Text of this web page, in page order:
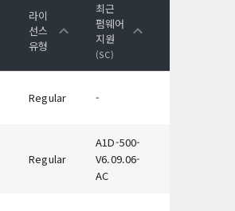
라이
선스
유형
최근
펌웨어
지원
(SC)
Regular -
Regular
A1D-500-
V6.09.06-
AC